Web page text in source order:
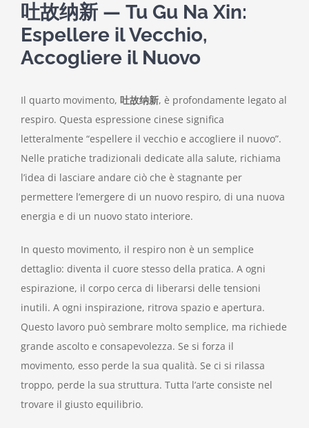
吐故纳新 — Tu Gu Na Xin:
Espellere il Vecchio,
Accogliere il Nuovo
Il quarto movimento, 吐故纳新, è profondamente legato al
respiro. Questa espressione cinese significa
letteralmente “espellere il vecchio e accogliere il nuovo”.
Nelle pratiche tradizionali dedicate alla salute, richiama
l’idea di lasciare andare ciò che è stagnante per
permettere l’emergere di un nuovo respiro, di una nuova
energia e di un nuovo stato interiore.
In questo movimento, il respiro non è un semplice
dettaglio: diventa il cuore stesso della pratica. A ogni
espirazione, il corpo cerca di liberarsi delle tensioni
inutili. A ogni inspirazione, ritrova spazio e apertura.
Questo lavoro può sembrare molto semplice, ma richiede
grande ascolto e consapevolezza. Se si forza il
movimento, esso perde la sua qualità. Se ci si rilassa
troppo, perde la sua struttura. Tutta l’arte consiste nel
trovare il giusto equilibrio.